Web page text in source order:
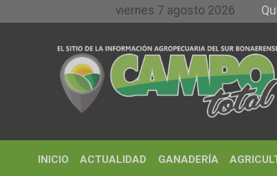
viernes 7 agosto 2026 Quienes